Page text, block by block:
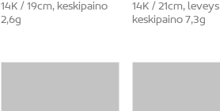
14K / 19cm, keskipaino
2,6g
14K / 21cm,
keskipaino 7,3g